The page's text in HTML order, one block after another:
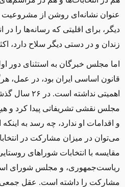
عنوان نشانه‌ای روشن از مشروعیت
دیگر، برای اقلیتی که رسانه‌ها را
زندان‌ و در دستی دیگر سلاح دارد،
اما مجلس خبرگان به استثنای دور
قانون اساسی ایران بود، در عمل،
اهمیتی
مجلس نقشی تشریفاتی پیدا کرد و
و اقدامات او ندارد، چه رسد به اینکه
می‌توان در میزان مشارکت در
مقایسه با انتخابات شوراهای
ریاست‌جمهوری، و مجلس شورای
مشارکت را داشته است. عقل جمعی